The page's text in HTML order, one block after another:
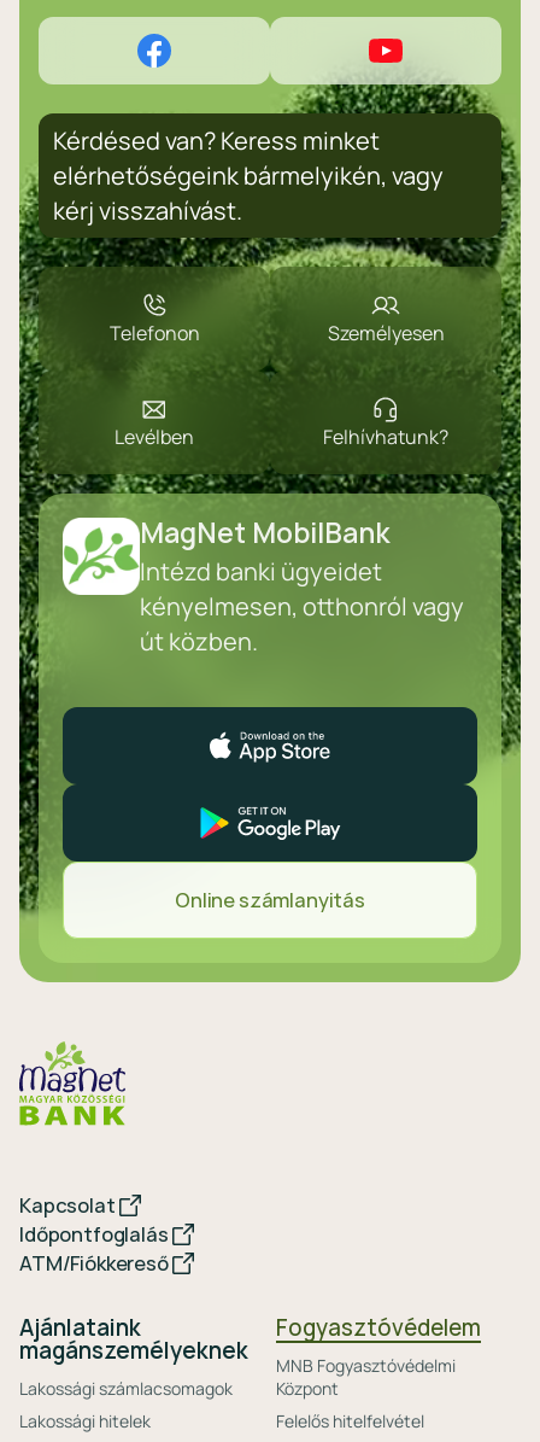
Kérdésed van? Keress minket
elérhetőségeink bármelyikén, vagy
kérj visszahívást.
Telefonon Személyesen
Levélben Felhívhatunk?
MagNet MobilBank
Intézd banki ügyeidet
kényelmesen, otthonról vagy
út közben.
Online számlanyitás
Kapcsolat
Időpontfoglalás
ATM/Fiókkereső
Ajánlataink
magánszemélyeknek
Lakossági számlacsomagok
Lakossági hitelek
Fogyasztóvédelem
MNB Fogyasztóvédelmi
Központ
Felelős hitelfelvétel